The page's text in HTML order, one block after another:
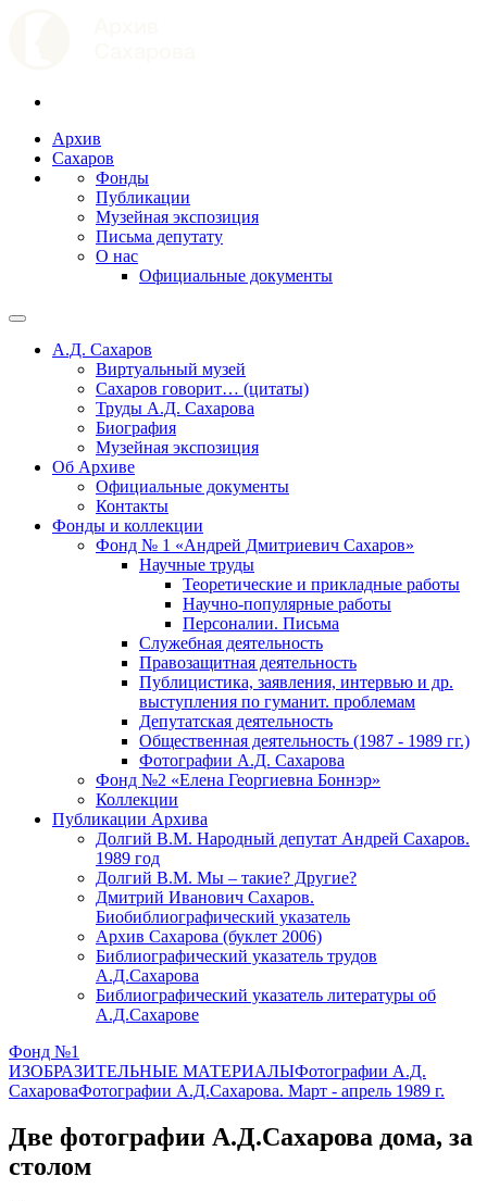
Архив
Сахаров
Фонды
Публикации
Музейная экспозиция
Письма депутату
О нас
Официальные документы
А.Д. Сахаров
Виртуальный музей
Сахаров говорит… (цитаты)
Труды А.Д. Сахарова
Биография
Музейная экспозиция
Об Архиве
Официальные документы
Контакты
Фонды и коллекции
Фонд № 1 «Андрей Дмитриевич Сахаров»
Научные труды
Теоретические и прикладные работы
Научно-популярные работы
Персоналии. Письма
Служебная деятельность
Правозащитная деятельность
Публицистика, заявления, интервью и др.
выступления по гуманит. проблемам
Депутатская деятельность
Общественная деятельность (1987 - 1989 гг.)
Фотографии А.Д. Сахарова
Фонд №2 «Елена Георгиевна Боннэр»
Коллекции
Публикации Архива
Долгий В.М. Народный депутат Андрей Сахаров.
1989 год
Долгий В.М. Мы – такие? Другие?
Дмитрий Иванович Сахаров.
Биобиблиографический указатель
Архив Сахарова (буклет 2006)
Библиографический указатель трудов
А.Д.Сахарова
Библиографический указатель литературы об
А.Д.Сахарове
Фонд №1
ИЗОБРАЗИТЕЛЬНЫЕ МАТЕРИАЛЫФотографии А.Д.
СахароваФотографии А.Д.Сахарова. Март - апрель 1989 г.
Две фотографии А.Д.Сахарова дома, за
столом